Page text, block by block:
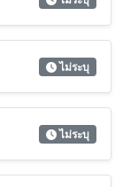
ไม่ระบุ
ไม่ระบุ